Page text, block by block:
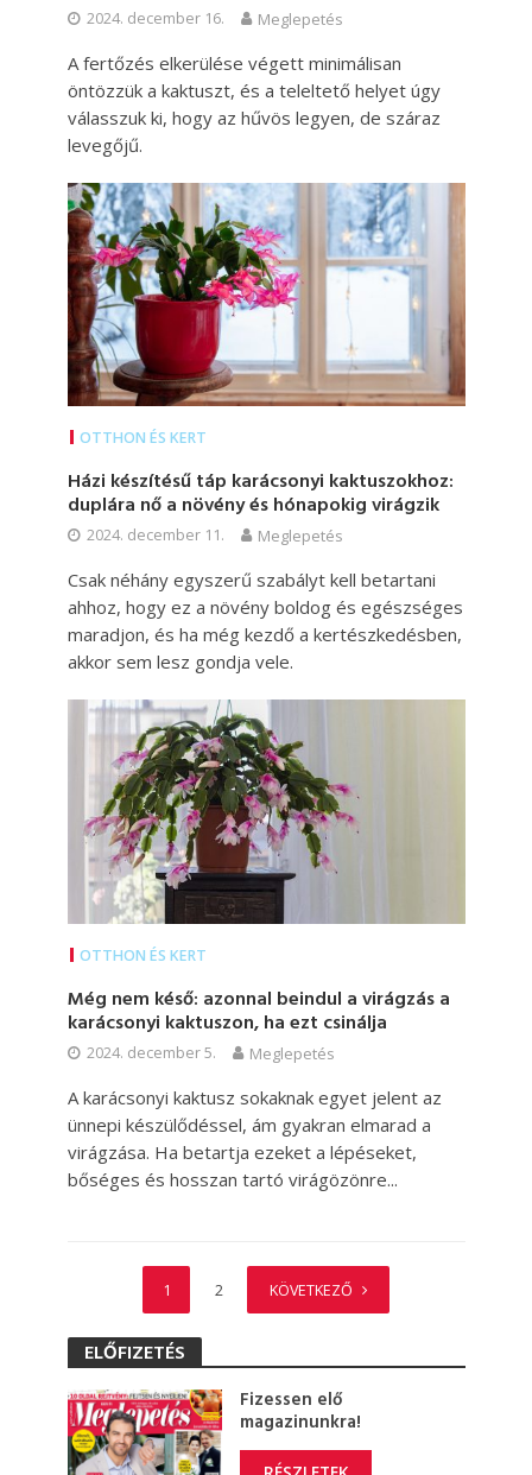
2024. december 16. Meglepetés
A fertőzés elkerülése végett minimálisan
öntözzük a kaktuszt, és a teleltető helyet úgy
válasszuk ki, hogy az hűvös legyen, de száraz
levegőjű.
OTTHON ÉS KERT
Házi készítésű táp karácsonyi kaktuszokhoz:
duplára nő a növény és hónapokig virágzik
2024. december 11. Meglepetés
Csak néhány egyszerű szabályt kell betartani
ahhoz, hogy ez a növény boldog és egészséges
maradjon, és ha még kezdő a kertészkedésben,
akkor sem lesz gondja vele.
OTTHON ÉS KERT
Még nem késő: azonnal beindul a virágzás a
karácsonyi kaktuszon, ha ezt csinálja
2024. december 5. Meglepetés
A karácsonyi kaktusz sokaknak egyet jelent az
ünnepi készülődéssel, ám gyakran elmarad a
virágzása. Ha betartja ezeket a lépéseket,
bőséges és hosszan tartó virágözönre...
1 2 KÖVETKEZŐ
ELŐFIZETÉS
Fizessen elő
magazinunkra!